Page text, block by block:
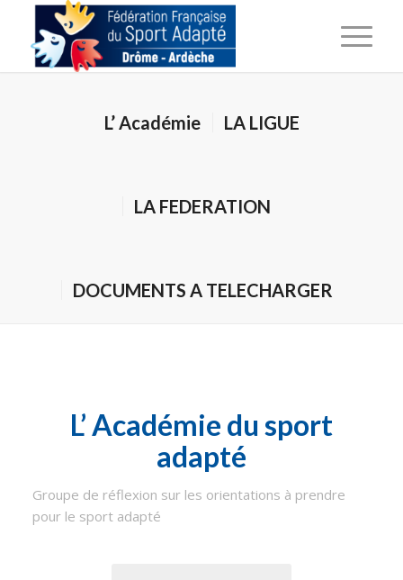
L’ Académie LA LIGUE
LA FEDERATION
DOCUMENTS A TELECHARGER
L’ Académie du sport
adapté
Groupe de réflexion sur les orientations à prendre
pour le sport adapté